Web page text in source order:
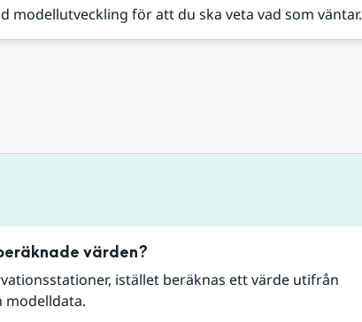
modellutveckling för att du ska veta vad som väntar.
värden?
istället beräknas ett värde utifrån
modelldata.